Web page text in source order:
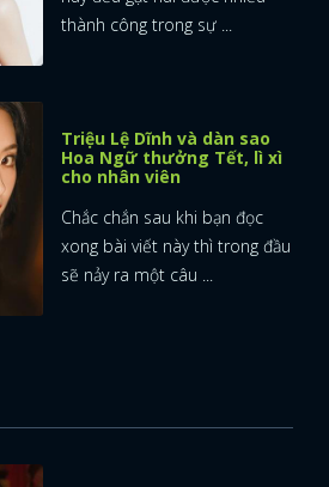
thành công trong sự ...
Triệu Lệ Dĩnh và dàn sao
Hoa Ngữ thưởng Tết, lì xì
cho nhân viên
Chắc chắn sau khi bạn đọc
xong bài viết này thì trong đầu
sẽ nảy ra một câu ...